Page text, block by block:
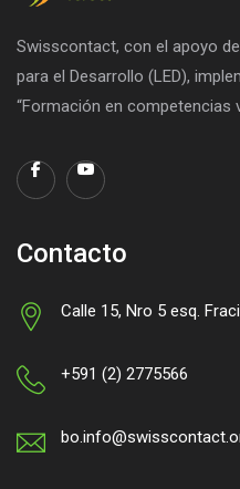
Swisscontact, con el apoyo
para el Desarrollo (LED),
“Formación en competencias
Contacto
Calle 15, Nro 5 esq.
+591 (2) 2775566